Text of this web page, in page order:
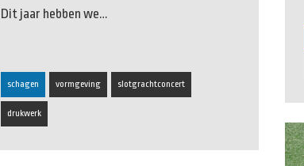
Dit jaar hebben we…
schagen vormgeving slotgrachtconcert
drukwerk